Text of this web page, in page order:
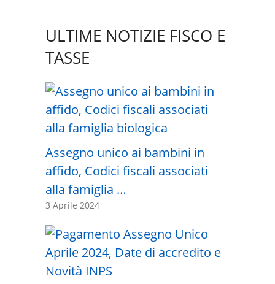
ULTIME NOTIZIE FISCO E
TASSE
Assegno unico ai bambini in
affido, Codici fiscali associati
alla famiglia …
3 Aprile 2024